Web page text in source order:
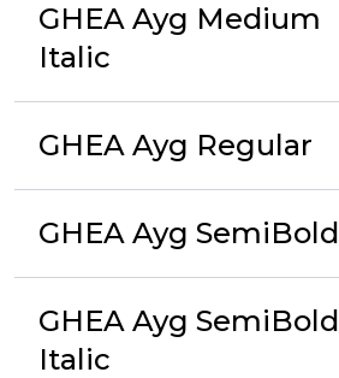
GHEA Ayg Medium
Italic
GHEA Ayg Regular
GHEA Ayg SemiBold
GHEA Ayg SemiBold
Italic